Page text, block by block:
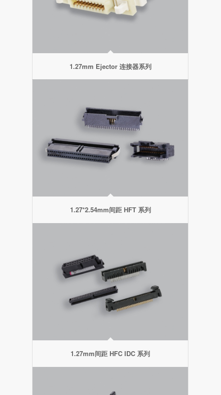
1.27mm Ejector 连接器系列
1.27*2.54mm间距 HFT 系列
1.27mm间距 HFC IDC 系列